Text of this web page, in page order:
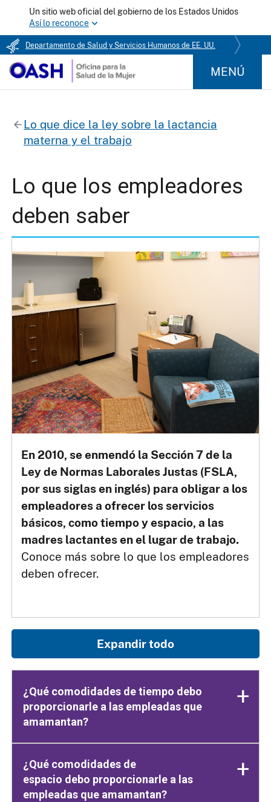
Un sitio web oficial del gobierno de los Estados Unidos
Así lo reconoce
Departamento de Salud y Servicios Humanos de EE. UU.
MENÚ
Lo que dice la ley sobre la lactancia
materna y el trabajo
Lo que los empleadores
deben saber
En 2010, se enmendó la Sección 7 de la
Ley de Normas Laborales Justas (FSLA,
por sus siglas en inglés) para obligar a los
empleadores a ofrecer los servicios
básicos, como tiempo y espacio, a las
madres lactantes en el lugar de trabajo.
Conoce más sobre lo que los empleadores
deben ofrecer.
Expandir todo
¿Qué comodidades de tiempo debo
proporcionarle a las empleadas que
amamantan?
¿Qué comodidades de
espacio debo proporcionarle a las
empleadas que amamantan?